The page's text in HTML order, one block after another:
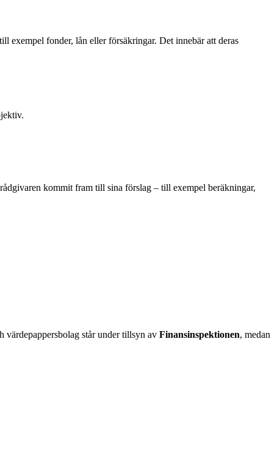
exempel fonder, lån eller försäkringar. Det innebär att deras
kommit fram till sina förslag – till exempel beräkningar,
står under tillsyn av Finansinspektionen, medan